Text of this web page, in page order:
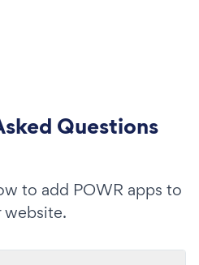
Questions
to add POWR apps to
website.